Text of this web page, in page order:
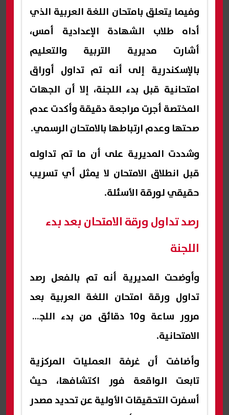
وفيما يتعلق بامتحان اللغة العربية الذي
أداه طلاب الشهادة الإعدادية أمس،
أشارت مديرية التربية والتعليم
بالإسكندرية إلى أنه تم تداول أوراق
امتحانية قبل بدء اللجنة، إلا أن الجهات
المختصة أجرت مراجعة دقيقة وأكدت عدم
صحتها وعدم ارتباطها بالامتحان الرسمي.
وشددت المديرية على أن ما تم تداوله
قبل انطلاق الامتحان لا يمثل أي تسريب
حقيقي لورقة الأسئلة.
رصد تداول ورقة الامتحان بعد بدء
اللجنة
وأوضحت المديرية أنه تم بالفعل رصد
تداول ورقة امتحان اللغة العربية بعد
مرور ساعة و10 دقائق من بدء اللجنة
الامتحانية.
وأضافت أن غرفة العمليات المركزية
تابعت الواقعة فور اكتشافها، حيث
أسفرت التحقيقات الأولية عن تحديد مصدر